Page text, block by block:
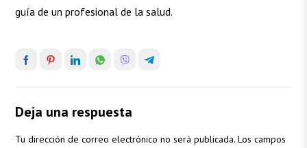
guía de un profesional de la salud.
Deja una respuesta
Tu dirección de correo electrónico no será publicada. Los campos